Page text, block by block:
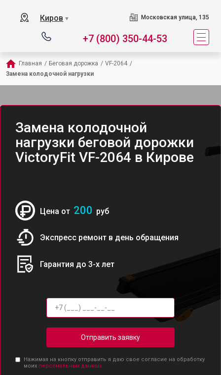
Киров ▼ Московская улица, 135
+7 (800) 350-44-53
Главная / Беговая дорожка / VF-2064 /
Замена колодочной нагрузки
Замена колодочной
нагрузки беговой дорожки
VictoryFit VF-2064 в Кирове
Цена от 200 руб
Экспресс ремонт в день обращения
Гарантия до 3-х лет
Отправить заявку
Нажимая на кнопку отправить я даю свое согласие на обработку
моих персональных данных.